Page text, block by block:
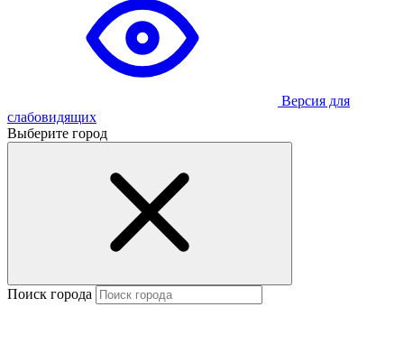
Версия для
слабовидящих
Выберите город
Поиск города